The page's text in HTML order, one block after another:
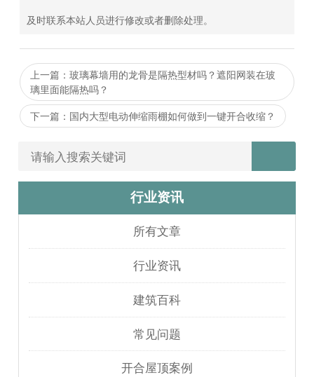
及时联系本站人员进行修改或者删除处理。
上一篇：玻璃幕墙用的龙骨是隔热型材吗？遮阳网装在玻
璃里面能隔热吗？
下一篇：国内大型电动伸缩雨棚如何做到一键开合收缩？
行业资讯
所有文章
行业资讯
建筑百科
常见问题
开合屋顶案例